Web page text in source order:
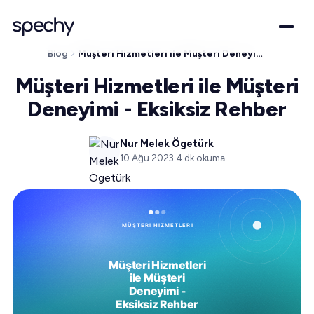
Blog Müşteri Hizmetleri ile Müşteri Deneyimi - Eksiksiz Rehber
Müşteri Hizmetleri ile Müşteri
Deneyimi - Eksiksiz Rehber
Nur Melek Ögetürk
10 Ağu 2023·4 dk okuma